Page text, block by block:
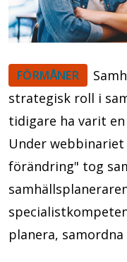
FÖRMÅNER
strategisk roll i
tidigare ha varit
Under
förändring" tog
planera,